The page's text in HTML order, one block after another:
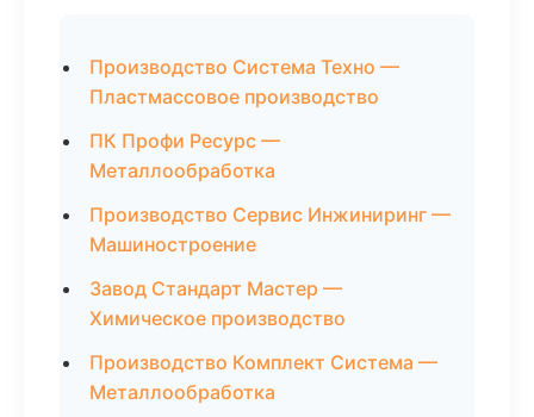
Производство Система Техно —
Пластмассовое производство
ПК Профи Ресурс —
Металлообработка
Производство Сервис Инжиниринг —
Машиностроение
Завод Стандарт Мастер —
Химическое производство
Производство Комплект Система —
Металлообработка